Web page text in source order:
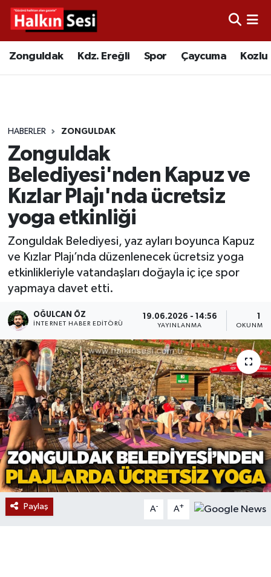
Zonguldak Kdz. Ereğli Spor Çaycuma Kozlu
HABERLER ZONGULDAK
Zonguldak
Belediyesi'nden Kapuz ve
Kızlar Plajı'nda ücretsiz
yoga etkinliği
Zonguldak Belediyesi, yaz ayları boyunca Kapuz
ve Kızlar Plajı’nda düzenlenecek ücretsiz yoga
etkinlikleriyle vatandaşları doğayla iç içe spor
yapmaya davet etti.
OĞULCAN ÖZ
İNTERNET HABER EDITÖRÜ
19.06.2026 - 14:56
YAYINLANMA
1
OKUNMA
Paylaş A- A+
Video
Çaycuma
Alaplı
Asayiş
Bartın
Karabük
Devrek
Bolu
ÇEVRE
BİLİM VE TEKNOLOJİ
DUNYA
Düzce
Eğitim
Ekonomi
Merkez Hava Durumu
Tüm Manşetler
Son Dakika Haberleri
Haber Arşivi